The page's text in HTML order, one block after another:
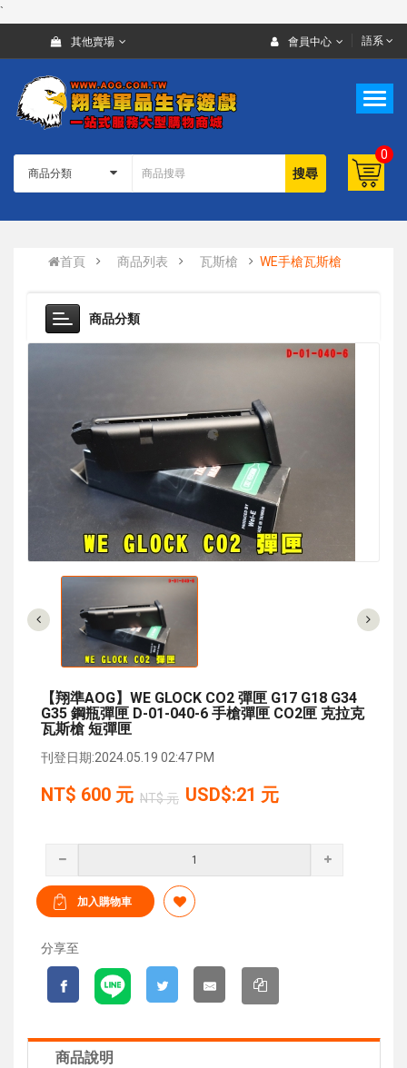
`
其他賣場 會員中心 語系
搜尋
0
首頁 商品列表 瓦斯槍 WE手槍瓦斯槍
商品分類
【翔準AOG】WE GLOCK CO2 彈匣 G17 G18 G34
G35 鋼瓶彈匣 D-01-040-6 手槍彈匣 CO2匣 克拉克
瓦斯槍 短彈匣
刊登日期:2024.05.19 02:47 PM
NT$ 600 元 NT$ 元 USD$:21 元
分享至
商品說明